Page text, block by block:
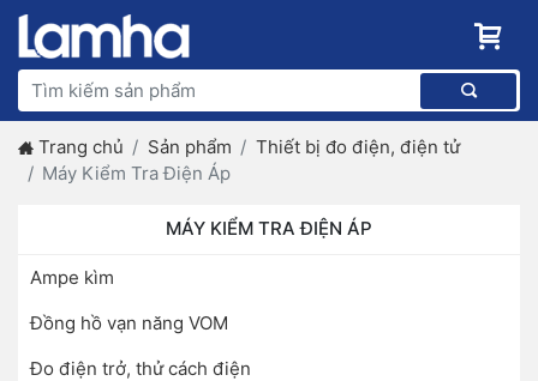
Trang chủ Sản phẩm
Thiết bị đo điện, điện tử
Máy Kiểm Tra Điện Áp
MÁY KIỂM TRA ĐIỆN ÁP
Ampe kìm
Đồng hồ vạn năng VOM
Đo điện trở, thử cách điện